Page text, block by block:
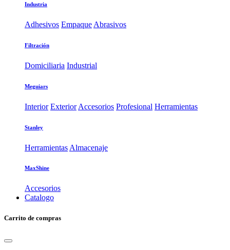
Industria
Adhesivos Empaque Abrasivos
Filtración
Domiciliaria Industrial
Meguiars
Interior Exterior Accesorios Profesional Herramientas
Stanley
Herramientas Almacenaje
MaxShine
Accesorios
Catalogo
Carrito de compras